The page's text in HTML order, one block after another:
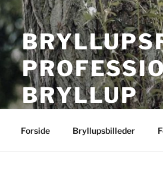
BRYLLUP
Forside Bryllupsbilleder